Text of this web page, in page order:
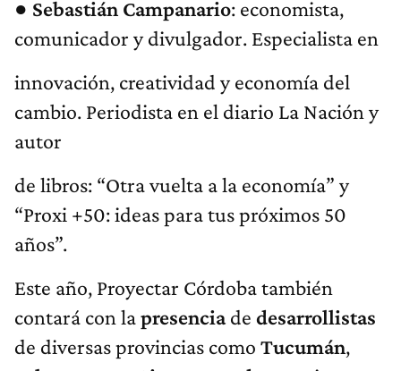
● Sebastián Campanario: economista,
comunicador y divulgador. Especialista en
innovación, creatividad y economía del
cambio. Periodista en el diario La Nación y
autor
de libros: “Otra vuelta a la economía” y
“Proxi +50: ideas para tus próximos 50
años”.
Este año, Proyectar Córdoba también
contará con lapresenciade desarrollistas
de diversas provincias como Tucumán,